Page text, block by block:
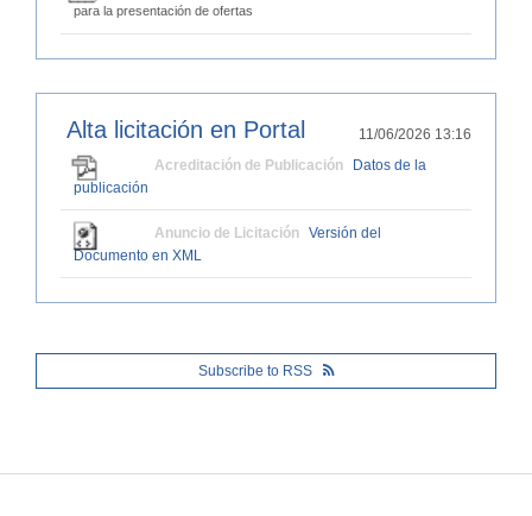
para la presentación de ofertas
11/06/2026 13:16
Alta licitación en Portal
Acreditación de Publicación Datos de la
publicación
Anuncio de Licitación Versión del
Documento en XML
Subscribe to RSS